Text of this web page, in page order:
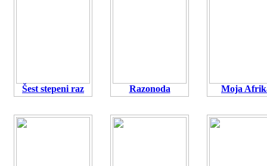
Šest stepeni raz Razonoda Moja